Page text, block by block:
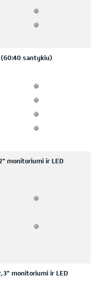
(60:40 santykiu)
monitoriumi ir LED
monitoriumi ir LED